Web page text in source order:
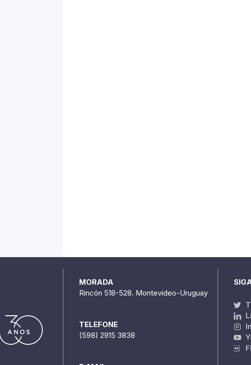
MORADA
Rincón 518-528. Montevideo-Uruguay
TELEFONE
(598) 2915 3838